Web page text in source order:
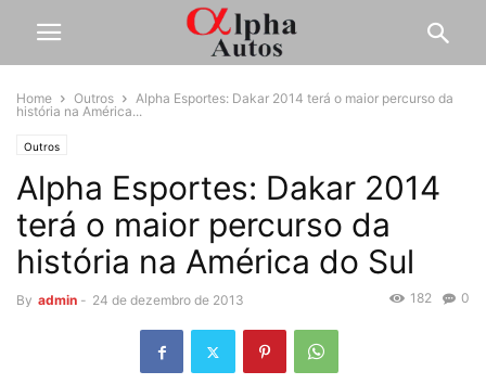
Home Outros
Alpha Esportes: Dakar 2014 terá o maior percurso da
história na América...
Outros
Alpha Esportes: Dakar 2014
terá o maior percurso da
história na América do Sul
By admin - 24 de dezembro de 2013 0
182